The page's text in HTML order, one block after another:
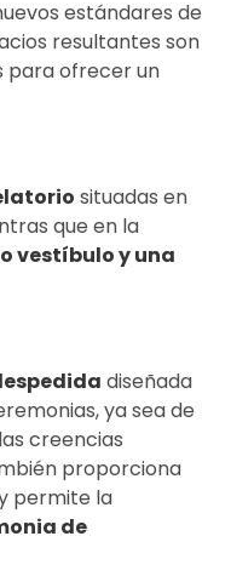
estándares de
resultantes son
para ofrecer un
situadas en
que en la
vestíbulo y una
diseñada
ya sea de
creencias
proporciona
permite la
de